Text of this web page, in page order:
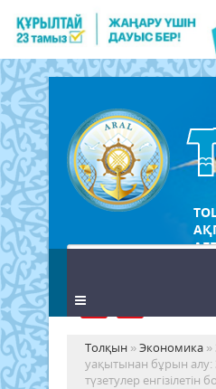
Толқын »Экономика
уақытынан бұрын
түзетулер енгізілетін